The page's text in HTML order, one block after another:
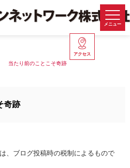
メニュー
アクセス
当たり前のことこそ奇跡
奇跡
、ブログ投稿時の税制によるもので